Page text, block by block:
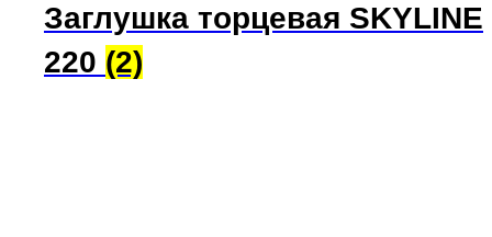
Заглушка торцевая SKYLINE
220 (2)